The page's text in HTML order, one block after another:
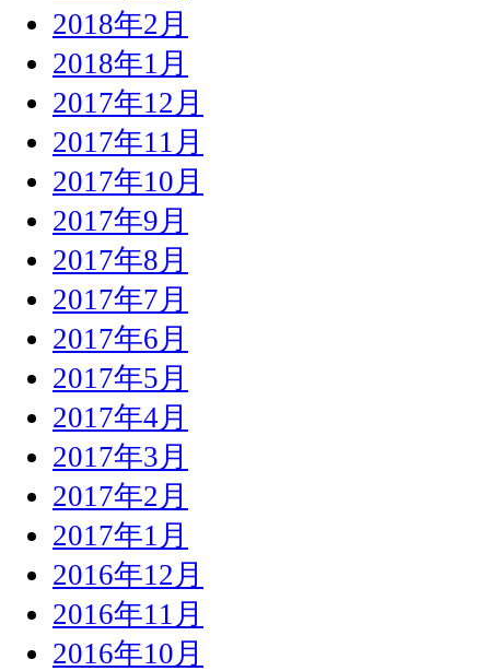
2018年2月
2018年1月
2017年12月
2017年11月
2017年10月
2017年9月
2017年8月
2017年7月
2017年6月
2017年5月
2017年4月
2017年3月
2017年2月
2017年1月
2016年12月
2016年11月
2016年10月